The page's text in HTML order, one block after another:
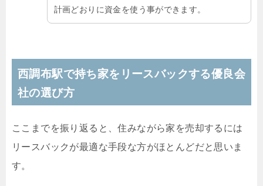
計画どおりに資金を使う事ができます。
西調布駅で持ち家をリースバックする優良会
社の選び方
ここまでを振り返ると、住みながら家を売却するには
リースバックが最適な手段な方がほとんどだと思いま
す。